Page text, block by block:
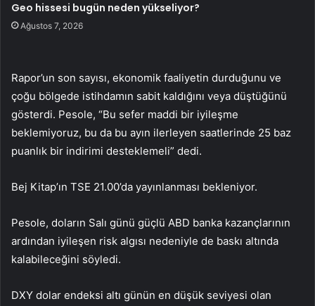
Geo hissesi bugün neden yükseliyor?
Ağustos 7, 2026
Rapor’un son sayısı, ekonomik faaliyetin durduğunu ve
çoğu bölgede istihdamın sabit kaldığını veya düştüğünü
gösterdi. Pesole, “Bu sefer maddi bir iyileşme
beklemiyoruz, bu da bu ayın ilerleyen saatlerinde 25 baz
puanlık bir indirimi desteklemeli” dedi.
Bej Kitap’ın TSE 21.00’da yayınlanması bekleniyor.
Pesole, doların Salı günü güçlü ABD banka kazançlarının
ardından iyileşen risk algısı nedeniyle de baskı altında
kalabileceğini söyledi.
DXY dolar endeksi altı günün en düşük seviyesi olan